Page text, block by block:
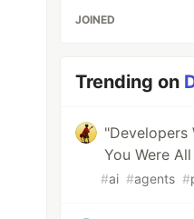
JOINED
Trending on
"Developers
You Were
#ai #agents #